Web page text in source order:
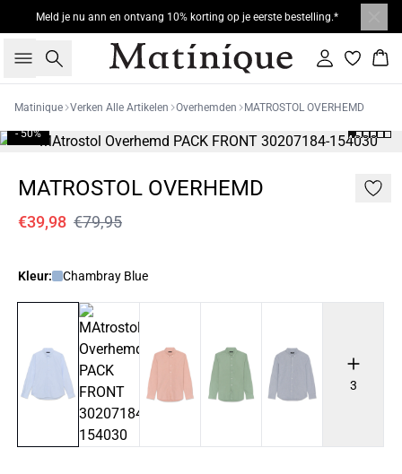
Meld je nu ann en ontvang 10% korting op je eerste bestelling.*
Zoeken Inloggen
Matinique Verken Alle Artikelen Overhemden MATROSTOL OVERHEMD
- 50%
MATROSTOL OVERHEMD
€39,98 €79,95
Kleur: Chambray Blue
3